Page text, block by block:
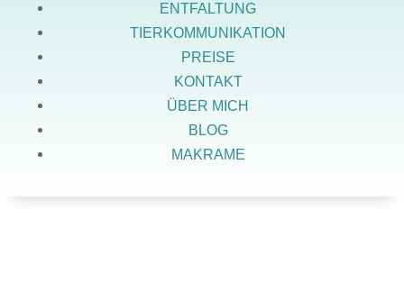
ENTFALTUNG
TIERKOMMUNIKATION
PREISE
KONTAKT
ÜBER MICH
BLOG
MAKRAME